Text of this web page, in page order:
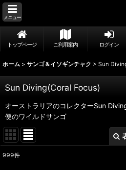
メニュー
トップページ ご利用案内 ログイン
ホーム > サンゴ＆イソギンチャク > Sun
Sun Diving(Coral Focus)
オーストラリアのコレクターSun
便のワイルドサンゴ
999件